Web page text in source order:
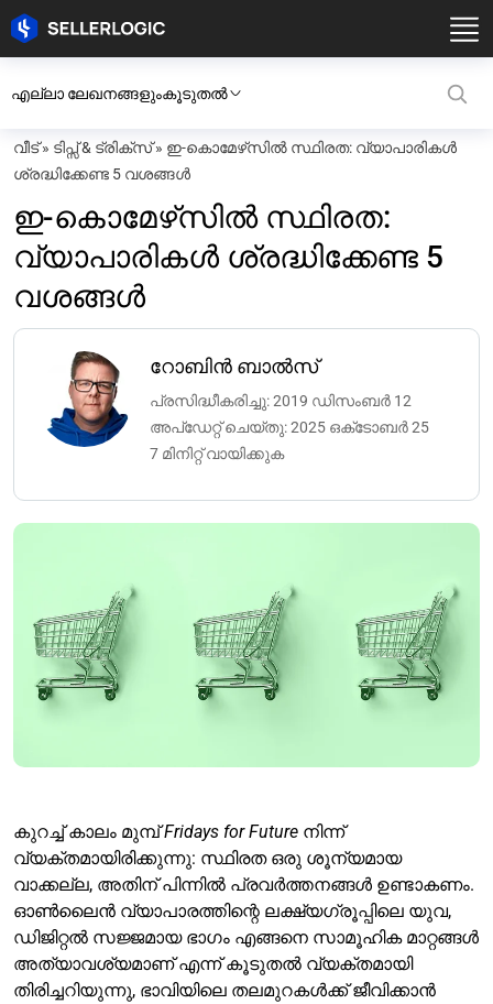
എല്ലാ ലേഖനങ്ങളുംകൂടുതൽ
വീട്» ടിപ്സ് & ട്രിക്സ്» ഇ-കൊമേഴ്‌സിൽ സ്ഥിരത: വ്യാപാരികൾ
ശ്രദ്ധിക്കേണ്ട 5 വശങ്ങൾ
ഇ-കൊമേഴ്‌സിൽ സ്ഥിരത:
വ്യാപാരികൾ ശ്രദ്ധിക്കേണ്ട 5
വശങ്ങൾ
റോബിൻ ബാൽസ്
പ്രസിദ്ധീകരിച്ചു: 2019 ഡിസംബർ 12
അപ്‌ഡേറ്റ് ചെയ്‌തു: 2025 ഒക്‌ടോബർ 25
7 മിനിറ്റ് വായിക്കുക
കുറച്ച് കാലം മുമ്പ്Fridays for Future നിന്ന്
വ്യക്തമായിരിക്കുന്നു: സ്ഥിരത ഒരു ശൂന്യമായ
വാക്കല്ല, അതിന് പിന്നിൽ പ്രവർത്തനങ്ങൾ ഉണ്ടാകണം.
ഓൺലൈൻ വ്യാപാരത്തിന്റെ ലക്ഷ്യഗ്രൂപ്പിലെ യുവ,
ഡിജിറ്റൽ സജ്ജമായ ഭാഗം എങ്ങനെ സാമൂഹിക മാറ്റങ്ങൾ
അത്യാവശ്യമാണ് എന്ന് കൂടുതൽ വ്യക്തമായി
തിരിച്ചറിയുന്നു, ഭാവിയിലെ തലമുറകൾക്ക് ജീവിക്കാൻ